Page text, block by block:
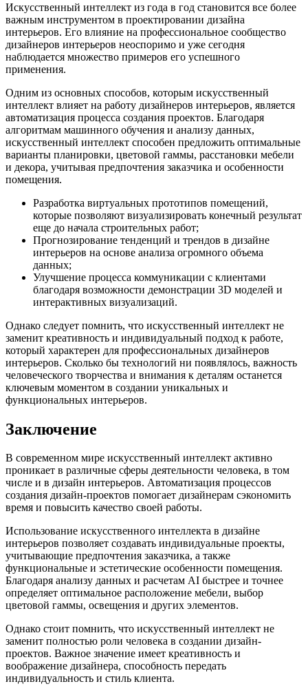
Искусственный интеллект из года в год становится все более
важным инструментом в проектировании дизайна
интерьеров. Его влияние на профессиональное сообщество
дизайнеров интерьеров неоспоримо и уже сегодня
наблюдается множество примеров его успешного
применения.
Одним из основных способов, которым искусственный
интеллект влияет на работу дизайнеров интерьеров, является
автоматизация процесса создания проектов. Благодаря
алгоритмам машинного обучения и анализу данных,
искусственный интеллект способен предложить оптимальные
варианты планировки, цветовой гаммы, расстановки мебели
и декора, учитывая предпочтения заказчика и особенности
помещения.
Разработка виртуальных прототипов помещений,
которые позволяют визуализировать конечный результат
еще до начала строительных работ;
Прогнозирование тенденций и трендов в дизайне
интерьеров на основе анализа огромного объема
данных;
Улучшение процесса коммуникации с клиентами
благодаря возможности демонстрации 3D моделей и
интерактивных визуализаций.
Однако следует помнить, что искусственный интеллект не
заменит креативность и индивидуальный подход к работе,
который характерен для профессиональных дизайнеров
интерьеров. Сколько бы технологий ни появлялось, важность
человеческого творчества и внимания к деталям останется
ключевым моментом в создании уникальных и
функциональных интерьеров.
Заключение
В современном мире искусственный интеллект активно
проникает в различные сферы деятельности человека, в том
числе и в дизайн интерьеров. Автоматизация процессов
создания дизайн-проектов помогает дизайнерам сэкономить
время и повысить качество своей работы.
Использование искусственного интеллекта в дизайне
интерьеров позволяет создавать индивидуальные проекты,
учитывающие предпочтения заказчика, а также
функциональные и эстетические особенности помещения.
Благодаря анализу данных и расчетам AI быстрее и точнее
определяет оптимальное расположение мебели, выбор
цветовой гаммы, освещения и других элементов.
Однако стоит помнить, что искусственный интеллект не
заменит полностью роли человека в создании дизайн-
проектов. Важное значение имеет креативность и
воображение дизайнера, способность передать
индивидуальность и стиль клиента.